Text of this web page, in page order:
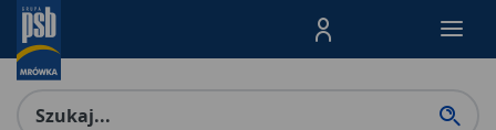
Menu Produktów,